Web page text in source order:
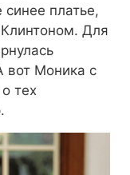
платье,
Для
вот Моника с
тех